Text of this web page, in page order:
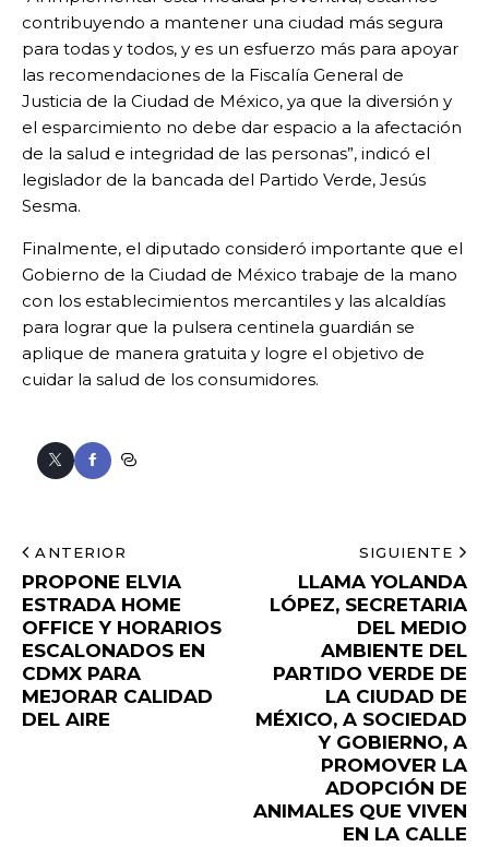
contribuyendo a mantener una ciudad más segura
para todas y todos, y es un esfuerzo más para apoyar
las recomendaciones de la Fiscalía General de
Justicia de la Ciudad de México, ya que la diversión y
el esparcimiento no debe dar espacio a la afectación
de la salud e integridad de las personas”, indicó el
legislador de la bancada del Partido Verde, Jesús
Sesma.
Finalmente, el diputado consideró importante que el
Gobierno de la Ciudad de México trabaje de la mano
con los establecimientos mercantiles y las alcaldías
para lograr que la pulsera centinela guardián se
aplique de manera gratuita y logre el objetivo de
cuidar la salud de los consumidores.
ANTERIOR
PROPONE ELVIA
ESTRADA HOME
OFFICE Y HORARIOS
ESCALONADOS EN
CDMX PARA
MEJORAR CALIDAD
DEL AIRE
SIGUIENTE
LLAMA YOLANDA
LÓPEZ, SECRETARIA
DEL MEDIO
AMBIENTE DEL
PARTIDO VERDE DE
LA CIUDAD DE
MÉXICO, A SOCIEDAD
Y GOBIERNO, A
PROMOVER LA
ADOPCIÓN DE
ANIMALES QUE VIVEN
EN LA CALLE